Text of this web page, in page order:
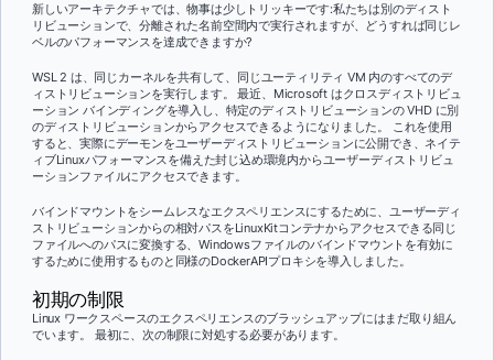
新しいアーキテクチャでは、物事は少しトリッキーです:私たちは別のディスト
リビューションで、分離された名前空間内で実行されますが、どうすれば同じレ
ベルのパフォーマンスを達成できますか?
WSL 2 は、同じカーネルを共有して、同じユーティリティ VM 内のすべてのデ
ィストリビューションを実行します。 最近、Microsoft はクロスディストリビュ
ーション バインディングを導入し、特定のディストリビューションの VHD に別
のディストリビューションからアクセスできるようになりました。 これを使用
すると、実際にデーモンをユーザーディストリビューションに公開でき、ネイテ
ィブLinuxパフォーマンスを備えた封じ込め環境内からユーザーディストリビュ
ーションファイルにアクセスできます。
バインドマウントをシームレスなエクスペリエンスにするために、ユーザーディ
ストリビューションからの相対パスをLinuxKitコンテナからアクセスできる同じ
ファイルへのパスに変換する、Windowsファイルのバインドマウントを有効に
するために使用するものと同様のDockerAPIプロキシを導入しました。
初期の制限
Linux ワークスペースのエクスペリエンスのブラッシュアップにはまだ取り組ん
でいます。 最初に、次の制限に対処する必要があります。